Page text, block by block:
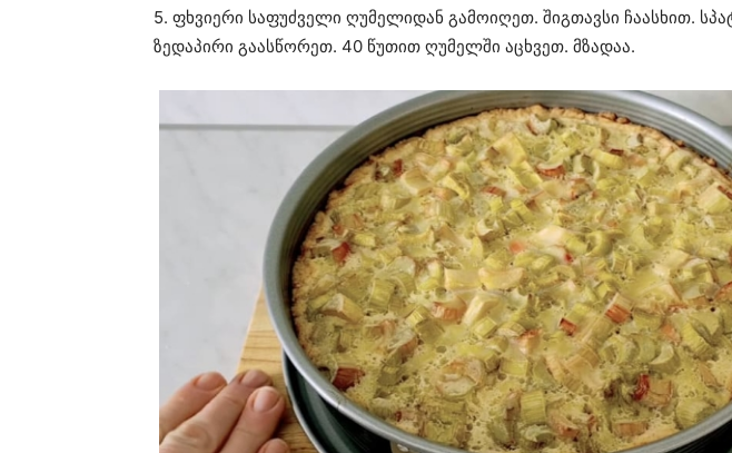
5. ფხვიერი საფუძველი ღუმელიდან გამოიღეთ. შიგთავსი ჩაასხით.
ზედაპირი გაასწორეთ. 40 წუთით ღუმელში აცხვეთ. მზადაა.